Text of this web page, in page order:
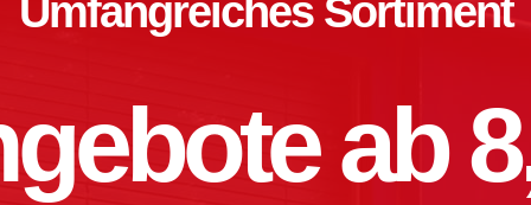
Umfangreiches Sortiment
ab